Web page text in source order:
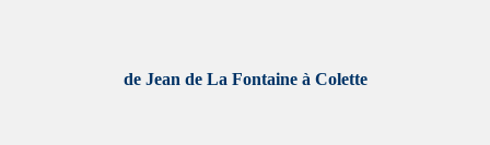
de Jean de La Fontaine à Colette